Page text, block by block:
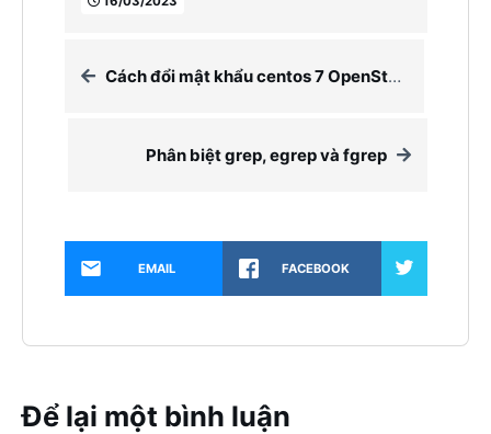
Cách đổi mật khẩu centos 7 OpenStack VM
Phân biệt grep, egrep và fgrep
EMAIL FACEBOOK
Để lại một bình luận